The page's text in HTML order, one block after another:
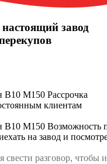
настоящий завод
Рассрочка
клиентам
Возможность
на завод и
свести разговор, чтобы